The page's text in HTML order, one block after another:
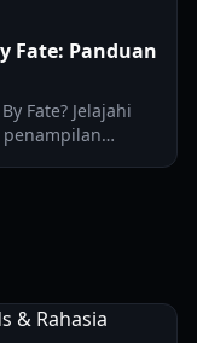
Fate: Panduan
Fate? Jelajahi